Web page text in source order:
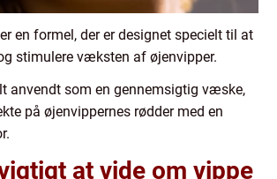
en formel, der er designet specielt til at
stimulere væksten af øjenvipper.
anvendt som en gennemsigtig væske,
på øjenvippernes rødder med en
at vide om vippe